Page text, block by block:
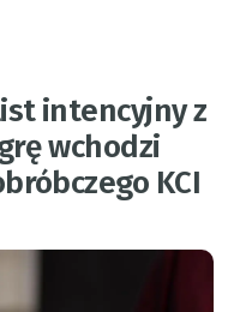
intencyjny z
wchodzi
KCI